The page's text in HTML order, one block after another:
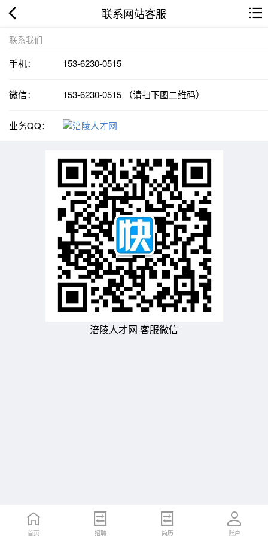
联系网站客服
联系我们
手机： 153-6230-0515
微信： 153-6230-0515 （请扫下图二维码）
业务QQ：
涪陵人才网 客服微信
首页 招聘 简历 账户